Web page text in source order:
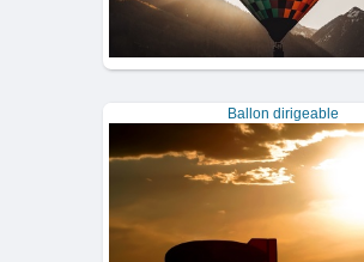
Ballon dirigeable